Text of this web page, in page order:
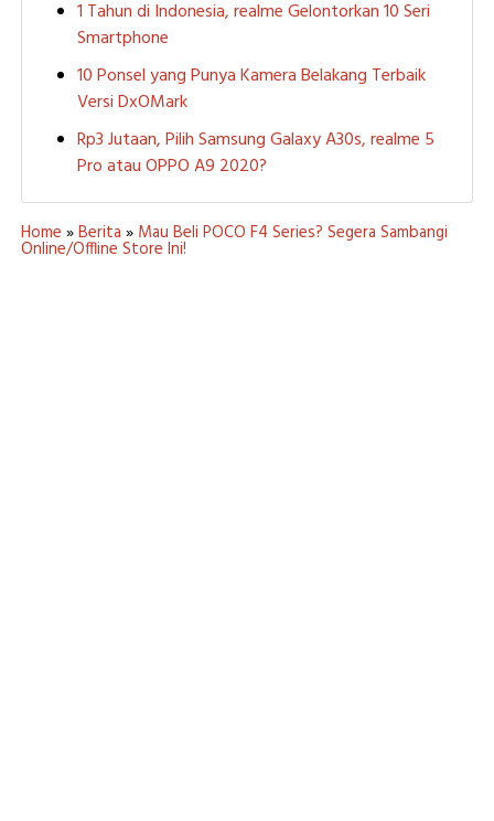
1 Tahun di Indonesia, realme Gelontorkan 10 Seri
Smartphone
10 Ponsel yang Punya Kamera Belakang Terbaik
Versi DxOMark
Rp3 Jutaan, Pilih Samsung Galaxy A30s, realme 5
Pro atau OPPO A9 2020?
Home »Berita » Mau Beli POCO F4 Series? Segera Sambangi
Online/Offline Store Ini!